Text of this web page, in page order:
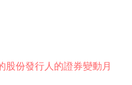
股份發行人的證券變動月